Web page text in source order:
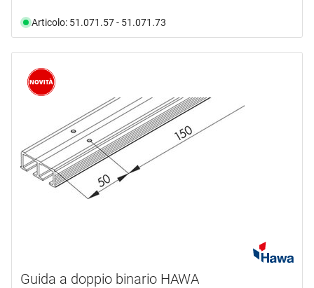
Articolo: 51.071.57 - 51.071.73
Guida a doppio binario HAWA